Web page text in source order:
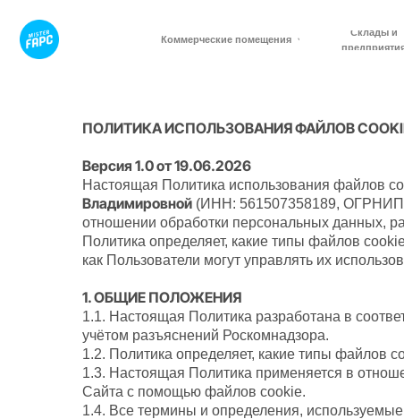
Коммерческие помещения
Склады и
ПОЛИТИКА ИСПОЛЬЗОВАНИЯ ФАЙЛОВ
Версия 1.0 от 19.06.2026
Настоящая Политика использования файлов
Владимировной (ИНН: 561507358189, ОГРНИП:
отношении обработки персональных данных,
Политика определяет, какие типы файлов
как Пользователи могут управлять их
1. ОБЩИЕ ПОЛОЖЕНИЯ
1.1. Настоящая Политика разработана в
учётом разъяснений Роскомнадзора.
1.2. Политика определяет, какие типы файлов
1.3. Настоящая Политика применяется в
Сайта с помощью файлов cookie.
1.4. Все термины и определения,